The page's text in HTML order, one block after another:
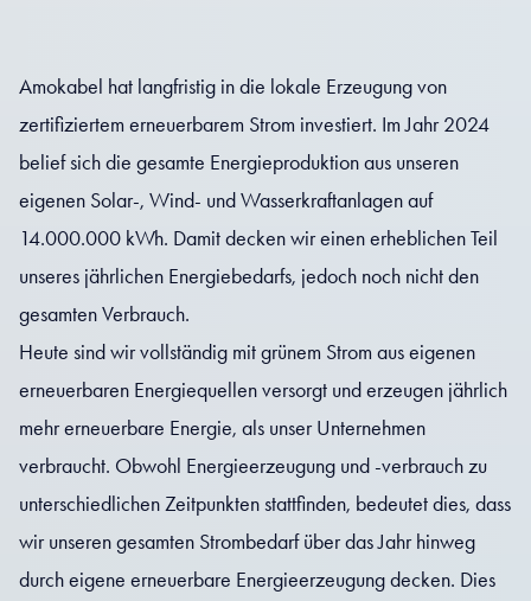
Amokabel hat langfristig in die lokale Erzeugung von
zertifiziertem erneuerbarem Strom investiert. Im Jahr 2024
belief sich die gesamte Energieproduktion aus unseren
eigenen Solar-, Wind- und Wasserkraftanlagen auf
14.000.000 kWh. Damit decken wir einen erheblichen Teil
unseres jährlichen Energiebedarfs, jedoch noch nicht den
gesamten Verbrauch.
Heute sind wir vollständig mit grünem Strom aus eigenen
erneuerbaren Energiequellen versorgt und erzeugen jährlich
mehr erneuerbare Energie, als unser Unternehmen
verbraucht. Obwohl Energieerzeugung und -verbrauch zu
unterschiedlichen Zeitpunkten stattfinden, bedeutet dies, dass
wir unseren gesamten Strombedarf über das Jahr hinweg
durch eigene erneuerbare Energieerzeugung decken. Dies